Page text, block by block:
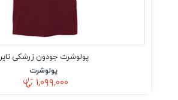
پولوشرت جودون زرشکی تایر
پولوشرت
۱,۰۹۹,۰۰۰